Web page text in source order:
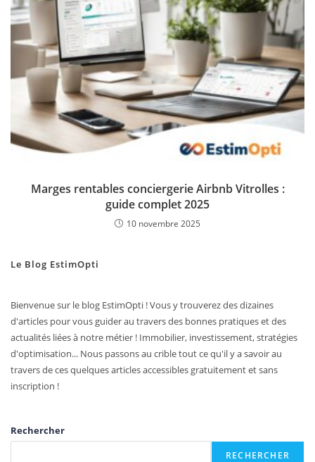
Marges rentables conciergerie Airbnb Vitrolles :
guide complet 2025
10 novembre 2025
Le Blog EstimOpti
Bienvenue sur le blog EstimOpti ! Vous y trouverez des dizaines
d'articles pour vous guider au travers des bonnes pratiques et des
actualités liées à notre métier ! Immobilier, investissement, stratégies
d'optimisation... Nous passons au crible tout ce qu'il y a savoir au
travers de ces quelques articles accessibles gratuitement et sans
inscription !
Rechercher
RECHERCHER